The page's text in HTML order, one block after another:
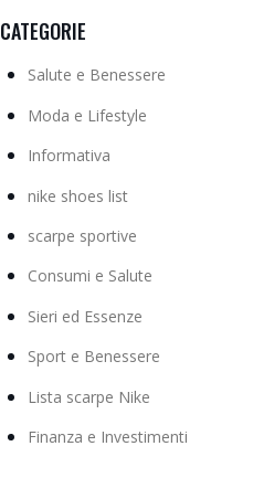
CATEGORIE
Salute e Benessere
Moda e Lifestyle
Informativa
nike shoes list
scarpe sportive
Consumi e Salute
Sieri ed Essenze
Sport e Benessere
Lista scarpe Nike
Finanza e Investimenti